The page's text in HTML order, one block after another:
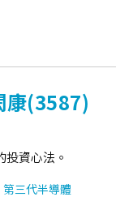
康(3587)
資心法。
第三代半導體